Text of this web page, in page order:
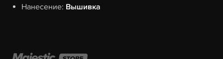
Нанесение: Вышивка